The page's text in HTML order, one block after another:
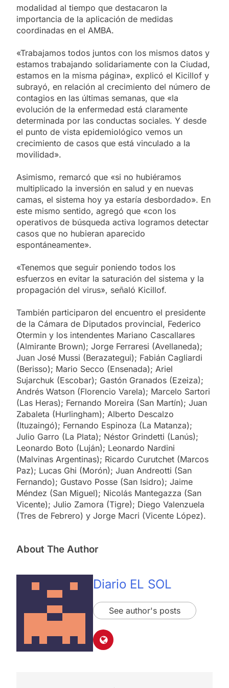
modalidad al tiempo que destacaron la
importancia de la aplicación de medidas
coordinadas en el AMBA.
«Trabajamos todos juntos con los mismos datos y
estamos trabajando solidariamente con la Ciudad,
estamos en la misma página», explicó el Kicillof y
subrayó, en relación al crecimiento del número de
contagios en las últimas semanas, que «la
evolución de la enfermedad está claramente
determinada por las conductas sociales. Y desde
el punto de vista epidemiológico vemos un
crecimiento de casos que está vinculado a la
movilidad».
Asimismo, remarcó que «si no hubiéramos
multiplicado la inversión en salud y en nuevas
camas, el sistema hoy ya estaría desbordado». En
este mismo sentido, agregó que «con los
operativos de búsqueda activa logramos detectar
casos que no hubieran aparecido
espontáneamente».
«Tenemos que seguir poniendo todos los
esfuerzos en evitar la saturación del sistema y la
propagación del virus», señaló Kicillof.
También participaron del encuentro el presidente
de la Cámara de Diputados provincial, Federico
Otermin y los intendentes Mariano Cascallares
(Almirante Brown); Jorge Ferraresi (Avellaneda);
Juan José Mussi (Berazategui); Fabián Cagliardi
(Berisso); Mario Secco (Ensenada); Ariel
Sujarchuk (Escobar); Gastón Granados (Ezeiza);
Andrés Watson (Florencio Varela); Marcelo Sartori
(Las Heras); Fernando Moreira (San Martín); Juan
Zabaleta (Hurlingham); Alberto Descalzo
(Ituzaingó); Fernando Espinoza (La Matanza);
Julio Garro (La Plata); Néstor Grindetti (Lanús);
Leonardo Boto (Luján); Leonardo Nardini
(Malvinas Argentinas); Ricardo Curutchet (Marcos
Paz); Lucas Ghi (Morón); Juan Andreotti (San
Fernando); Gustavo Posse (San Isidro); Jaime
Méndez (San Miguel); Nicolás Mantegazza (San
Vicente); Julio Zamora (Tigre); Diego Valenzuela
(Tres de Febrero) y Jorge Macri (Vicente López).
About The Author
Diario EL SOL
See author's posts